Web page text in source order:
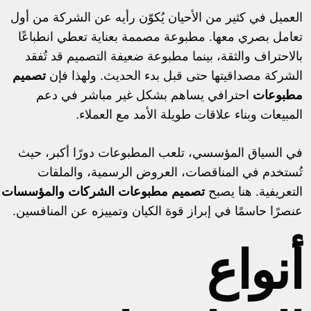
العميل في كثير من الأحيان يُكوّن رأيه عن الشركة من أول
تعامل بصري معها. مطبوعة مصممة بعناية تعطي انطباعًا
بالاحتراف والثقة، بينما مطبوعة ضعيفة التصميم قد تُفقد
الشركة مصداقيتها حتى قبل بدء الحديث. ولهذا فإنتصميم
مطبوعات احترافي يساهم بشكل غير مباشر في دعم
المبيعات وبناء علاقات طويلة الأمد مع العملاء.
في السياق المؤسسي، تلعب المطبوعات دورًا أكبر، حيث
تُستخدم في المناقصات، العروض الرسمية، والملفات
التعريفية. هنا يصبحتصميم مطبوعات الشركات والمؤسسات
عنصرًا حاسمًا في إبراز قوة الكيان وتمييزه عن المنافسين.
أنواع